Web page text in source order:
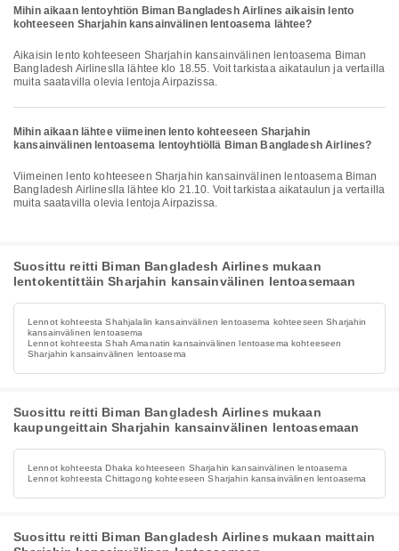
Mihin aikaan lentoyhtiön Biman Bangladesh Airlines aikaisin lento
kohteeseen Sharjahin kansainvälinen lentoasema lähtee?
Aikaisin lento kohteeseen Sharjahin kansainvälinen lentoasema Biman
Bangladesh Airlineslla lähtee klo 18.55. Voit tarkistaa aikataulun ja vertailla
muita saatavilla olevia lentoja Airpazissa.
Mihin aikaan lähtee viimeinen lento kohteeseen Sharjahin
kansainvälinen lentoasema lentoyhtiöllä Biman Bangladesh Airlines?
Viimeinen lento kohteeseen Sharjahin kansainvälinen lentoasema Biman
Bangladesh Airlineslla lähtee klo 21.10. Voit tarkistaa aikataulun ja vertailla
muita saatavilla olevia lentoja Airpazissa.
Suosittu reitti Biman Bangladesh Airlines mukaan
lentokentittäin Sharjahin kansainvälinen lentoasemaan
Lennot kohteesta Shahjalalin kansainvälinen lentoasema kohteeseen Sharjahin
kansainvälinen lentoasema
Lennot kohteesta Shah Amanatin kansainvälinen lentoasema kohteeseen
Sharjahin kansainvälinen lentoasema
Suosittu reitti Biman Bangladesh Airlines mukaan
kaupungeittain Sharjahin kansainvälinen lentoasemaan
Lennot kohteesta Dhaka kohteeseen Sharjahin kansainvälinen lentoasema
Lennot kohteesta Chittagong kohteeseen Sharjahin kansainvälinen lentoasema
Suosittu reitti Biman Bangladesh Airlines mukaan maittain